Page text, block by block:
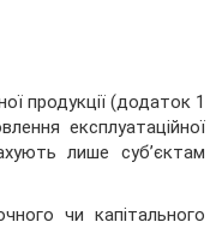
продукції (додаток 1
експлуатаційної
лише суб’єктам
чи капітального